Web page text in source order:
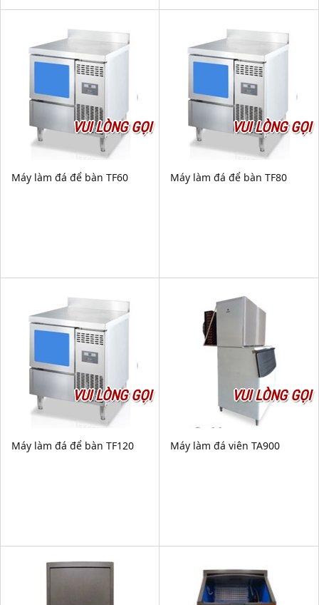
VUI LÒNG GỌI
Máy làm đá để bàn TF60
VUI LÒNG GỌI
Máy làm đá để bàn TF80
VUI LÒNG GỌI
Máy làm đá để bàn TF120
VUI LÒNG GỌI
Máy làm đá viên TA900